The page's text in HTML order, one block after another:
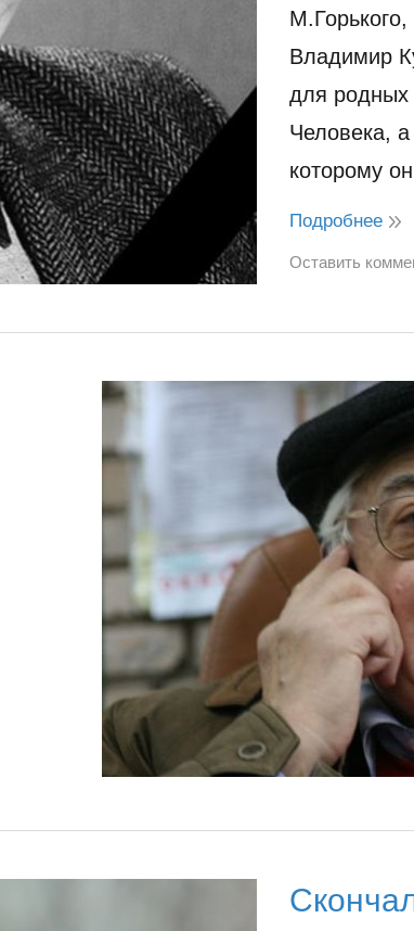
М.Горького,
Владимир
для родных
Человека,
которому
Подробнее
Оставить